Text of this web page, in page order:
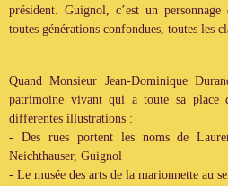
président. Guignol, c’est un
toutes générations confondues, toutes les
Quand Monsieur Jean-Dominique
patrimoine vivant qui a toute sa
différentes illustrations :
- Des rues portent les noms de
Neichthauser, Guignol
- Le musée des arts de la marionnette au